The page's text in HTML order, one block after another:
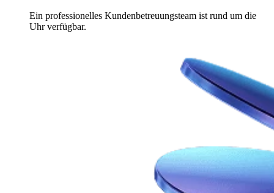
Ein professionelles Kundenbetreuungsteam ist rund um die
Uhr verfügbar.